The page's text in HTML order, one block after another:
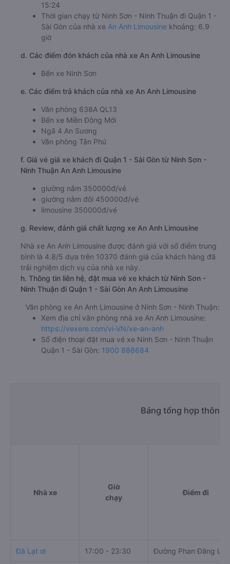
15:24
Thời gian chạy từ Ninh Sơn - Ninh Thuận đi Quận 1 -
Sài Gòn của nhà xe An Anh Limousine khoảng: 6.9
giờ
d. Các điểm đón khách của nhà xe An Anh Limousine
Bến xe Ninh Sơn
e. Các điểm trả khách của nhà xe An Anh Limousine
Văn phòng 638A QL13
Bến xe Miền Đông Mới
Ngã 4 An Sương
Văn phòng Tân Phú
f. Giá vé giá xe khách đi Quận 1 - Sài Gòn từ Ninh Sơn -
Ninh Thuận An Anh Limousine
giường nằm 350000đ/vé
giường nằm đôi 450000đ/vé
limousine 350000đ/vé
g. Review, đánh giá chất lượng xe An Anh Limousine
Nhà xe An Anh Limousine được đánh giá với số điểm trung
bình là 4.8/5 dựa trên 10370 đánh giá của khách hàng đã
trải nghiệm dịch vụ của nhà xe này.
h. Thông tin liên hệ, đặt mua vé xe khách từ Ninh Sơn -
Ninh Thuận đi Quận 1 - Sài Gòn An Anh Limousine
Văn phòng xe An Anh Limousine ở Ninh Sơn - Ninh Thuận:
Xem địa chỉ văn phòng nhà xe An Anh Limousine:
https://vexere.com/vi-VN/xe-an-anh
Số điện thoại đặt mua vé xe Ninh Sơn - Ninh Thuận
Quận 1 - Sài Gòn: 1900 888684
Bảng tổng hợp thông
Nhà xe
Giờ
chạy
Điểm đi
Đà Lạt ơi 17:00 - 23:30 Đường Phan Đăng Lưu